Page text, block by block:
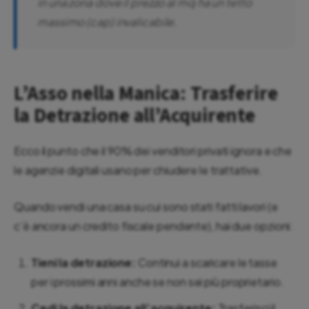
massimo (cap) invalicabile.
L’Asso nella Manica: Trasferire
la Detrazione all’Acquirente
Ecco il punto che il 90% dei venditori privati ignora e che
le agenzie digitali usano per chiudere le trattative.
Quando vendi una casa su cui sono stati fatti lavori (e
c’è ancora un credito fiscale pendente), hai due opzioni:
Tieni la detrazione:
Continui a scaricare le tasse
per i prossimi anni anche se non sei più proprietario.